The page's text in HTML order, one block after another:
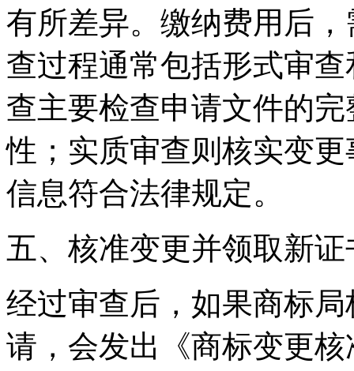
有所差异。缴纳费用后
查过程通常包括形式审
查主要检查申请文件的
性；实质审查则核实变
信息符合法律规定。
五、核准变更并领取新证
经过审查后，如果商标
请，会发出《商标变更